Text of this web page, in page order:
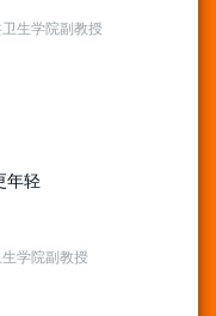
生学院副教授
年轻
学院副教授